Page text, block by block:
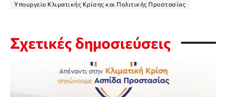
Υπουργείο Κλιματικής Κρίσης και Πολιτικής Προστασίας
Σχετικές δημοσιεύσεις